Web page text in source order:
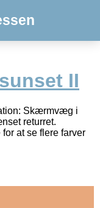
II
Skærmvæg i
returret.
at se flere farver